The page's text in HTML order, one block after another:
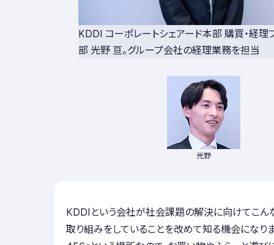
KDDI コーポレートシェアード本部 購買・経理
部 光野 亘。グループ会社の経理業務を担当
光野
KDDIという会社が社会課題の解決に向けてこん
取り組みをしていることを改めて知る機会になり